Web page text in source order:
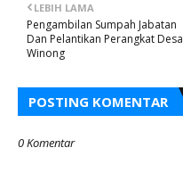
LEBIH LAMA
Pengambilan Sumpah Jabatan
Dan Pelantikan Perangkat Desa
Winong
POSTING KOMENTAR
0 Komentar